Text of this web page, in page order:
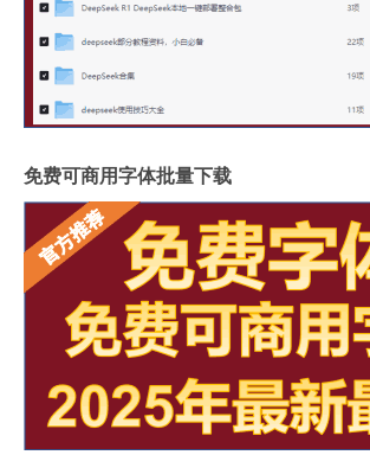
免费可商用字体批量下载